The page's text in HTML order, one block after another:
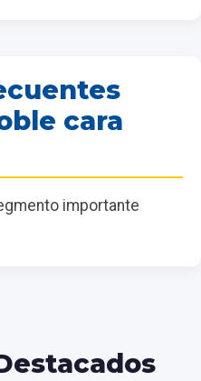
cara
importante